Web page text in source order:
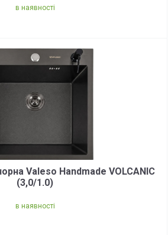
в наявності
Valeso Handmade VOLCANIC
(3,0/1.0)
в наявності